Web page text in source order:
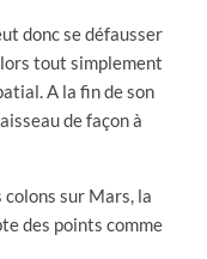
donc se défausser
tout simplement
A la fin de son
de façon à
colons sur Mars, la
des points comme